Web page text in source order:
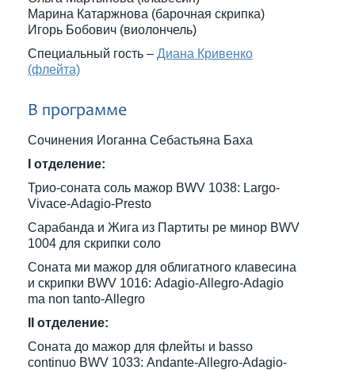
Марина Катаржнова (барочная скрипка)
Игорь Бобович (виолончель)
Специальный гость – Диана Кривенко
(флейта)
В программе
Сочинения Иоганна Себастьяна Баха
I отделение:
Трио-соната соль мажор BWV 1038: Largo-
Vivace-Adagio-Presto
Сарабанда и Жига из Партиты ре минор BWV
1004 для скрипки соло
Соната ми мажор для облигатного клавесина
и скрипки BWV 1016: Adagio-Allegro-Adagio
ma non tanto-Allegro
II отделение:
Соната до мажор для флейты и basso
continuo BWV 1033: Andante-Allegro-Adagio-